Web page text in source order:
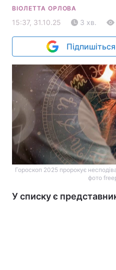
ВІОЛЕТТА ОРЛОВА
15:37, 31.10.25 3 хв.
Гороскоп 2025 пророкує
фото
У списку є